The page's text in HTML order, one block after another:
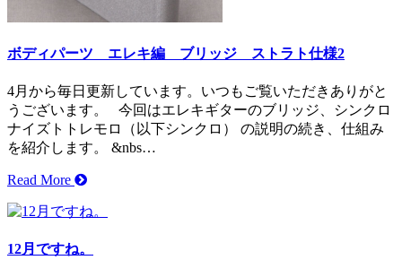
ボディパーツ エレキ編 ブリッジ ストラト仕様2
4月から毎日更新しています。いつもご覧いただきありがと
うございます。 今回はエレキギターのブリッジ、シンクロ
ナイズトトレモロ（以下シンクロ） の説明の続き、仕組み
を紹介します。 &nbs…
Read More
12月ですね。